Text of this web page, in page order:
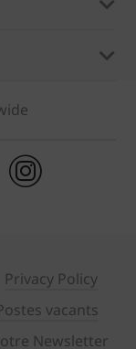
Privacy Policy
vacants
Newsletter